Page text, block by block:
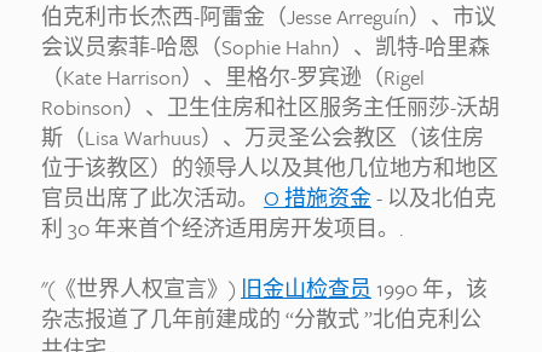
伯克利市长杰西-阿雷金（Jesse Arreguín）、市议
会议员索菲-哈恩（Sophie Hahn）、凯特-哈里森
（Kate Harrison）、里格尔-罗宾逊（Rigel
Robinson）、卫生住房和社区服务主任丽莎-沃胡
斯（Lisa Warhuus）、万灵圣公会教区（该住房
位于该教区）的领导人以及其他几位地方和地区
官员出席了此次活动。 O 措施资金- 以及北伯克
利 30 年来首个经济适用房开发项目。.
"(《世界人权宣言》) 旧金山检查员 1990 年，该
杂志报道了几年前建成的 “分散式 ”北伯克利公